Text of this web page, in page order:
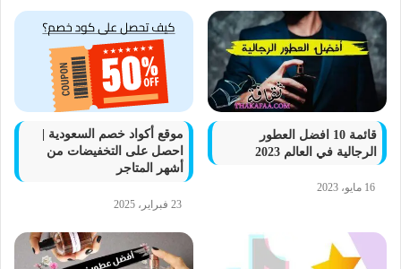
قائمة 10 افضل العطور
الرجالية في العالم 2023
16 مايو، 2023
موقع أكواد خصم السعودية |
احصل على التخفيضات من
أشهر المتاجر
23 فبراير، 2025